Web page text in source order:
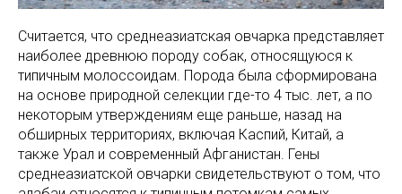
Считается, что среднеазиатская овчарка представляет
наиболее древнюю породу собак, относящуюся к
типичным молоссоидам. Порода была сформирована
на основе природной селекции где-то 4 тыс. лет, а по
некоторым утверждениям еще раньше, назад на
обширных территориях, включая Каспий, Китай, а
также Урал и современный Афганистан. Гены
среднеазиатской овчарки свидетельствуют о том, что